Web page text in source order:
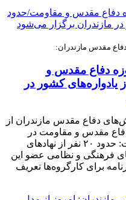
مقدس مازندران:
حوزه دفاع مقدس و
۲۰ درصد از یادواره‌های کشور در
دفاع مقدس مازندران از
دفاع مقدس و مقاومت در
استان مازندران خبر داد و گفت: حدود ۲۰ نفر از نهاد‌های
فرهنگی و نظامی عضو این
برای کارگروه‌ها تعریف